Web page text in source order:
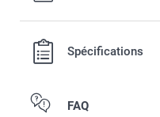
Spécifications
FAQ